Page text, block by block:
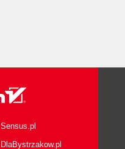
Sensus.pl
DlaBystrzakow.pl